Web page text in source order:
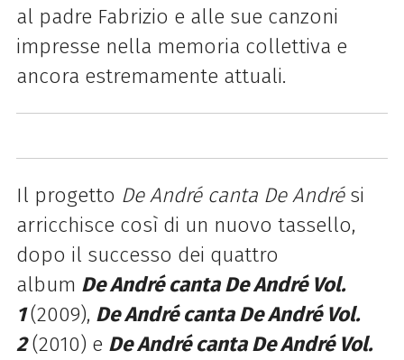
al padre Fabrizio e alle sue canzoni
impresse nella memoria collettiva e
ancora estremamente attuali.
Il progetto De André canta De Andrési
arricchisce così di un nuovo tassello,
dopo il successo dei quattro
album De André canta De André Vol.
1(2009), De André canta De André Vol.
2(2010) e De André canta De André Vol.